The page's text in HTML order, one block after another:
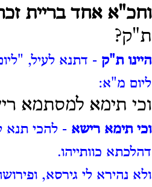
וחכ"א אחד בריית
ת"ק?
היינו ת"ק - דתנא לעיל,
ליום מ"א:
וכי תימא למסתמא
וכי תימא רישא - להכי תנא
דהלכתא כוותייהו.
ולא נהירא לי גירסא,